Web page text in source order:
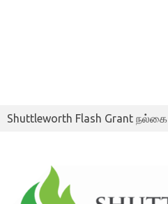
Shuttleworth Flash Grant நல்கை